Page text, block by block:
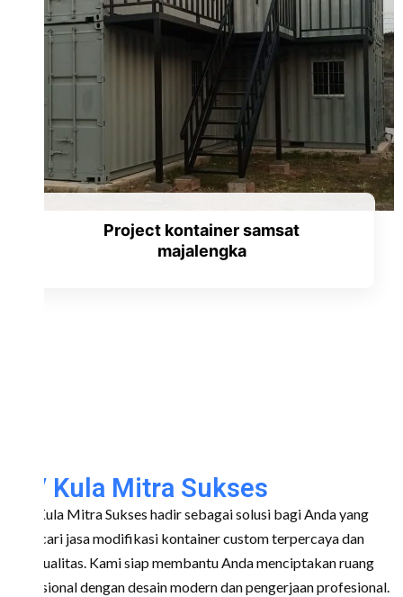
Project kontainer samsat
majalengka
CV Kula Mitra Sukses
CV Kula Mitra Sukses hadir sebagai solusi bagi Anda yang
mencari jasa modifikasi kontainer custom terpercaya dan
berkualitas. Kami siap membantu Anda menciptakan ruang
fungsional dengan desain modern dan pengerjaan profesional.